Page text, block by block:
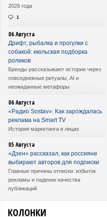
2026 года
1
06 Августа
Дрифт, рыбалка и прогулки с
собакой: июльская подборка
роликов
Бренды рассказывают истории через
повседневные ритуалы, AI и
неожиданные метафоры
06 Августа
«Радио Sostav»: Как зарождалась
реклама на Smart TV
История маркетинга в лицах
05 Августа
«Дзен» рассказал, как россияне
выбирают авторов для подписки
Главные причины отписки: избыток
рекламы и падение качества
публикаций
КОЛОНКИ